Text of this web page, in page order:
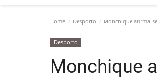
Home Desporto Monchique afirma-
Desporto
Monchique